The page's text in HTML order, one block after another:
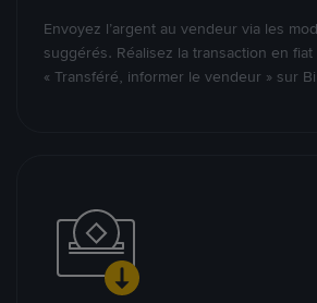
Envoyez l’argent au vendeur via les
suggérés. Réalisez la transaction en
« Transféré, informer le vendeur » sur